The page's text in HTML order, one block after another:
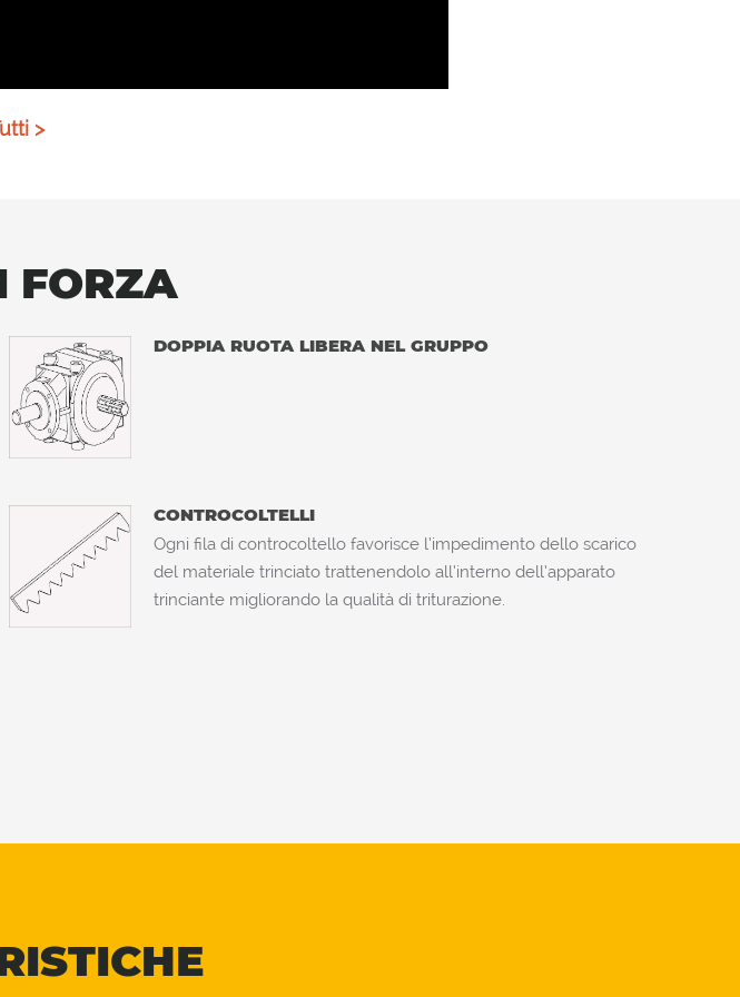
>
FORZA
DOPPIA RUOTA LIBERA NEL GRUPPO
CONTROCOLTELLI
Ogni fila di controcoltello favorisce l’impedimento dello scarico
del materiale trinciato trattenendolo all’interno dell’apparato
trinciante migliorando la qualità di triturazione.